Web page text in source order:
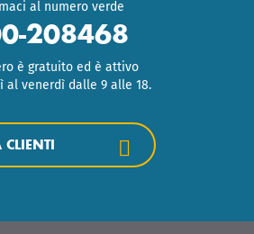
al numero verde
208468
è gratuito ed è attivo
al venerdì dalle 9 alle 18.
CLIENTI